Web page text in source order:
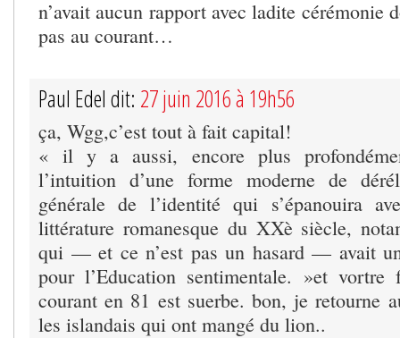
n’avait aucun rapport avec ladite cérémonie
pas au courant…
Paul Edel dit: 27 juin 2016 à 19h56
ça, Wgg,c’est tout à fait capital!
« il y a aussi, encore plus
l’intuition d’une forme moderne de
générale de l’identité qui s’épanouira
littérature romanesque du XXè siècle,
qui — et ce n’est pas un hasard — avait
pour l’Education sentimentale. »et vortre
courant en 81 est suerbe. bon, je retourne
les islandais qui ont mangé du lion..